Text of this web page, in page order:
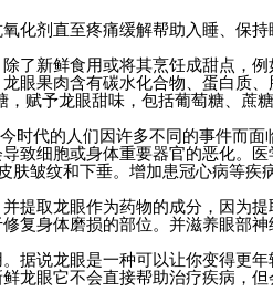
化剂直至疼痛缓解帮助入睡、保
了新鲜食用或将其烹饪成甜点，
眼果肉含有碳水化合物、蛋白质、
赋予龙眼甜味，包括葡萄糖、蔗糖
时代的人们因许多不同的事件而面
致细胞或身体重要器官的恶化。
皱纹和下垂。增加患冠心病等疾
提取龙眼作为药物的成分，因为
复身体磨损的部位。并滋养眼部神
据说龙眼是一种可以让你变得更
龙眼它不会直接帮助治疗疾病，但